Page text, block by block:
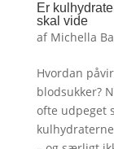
Er
skal vide
af Michella
Hvordan
blodsukker?
ofte udpeget